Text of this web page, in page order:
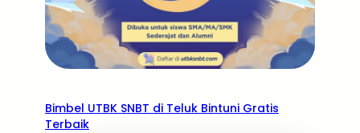
Bimbel UTBK SNBT di Teluk Bintuni Gratis
Terbaik